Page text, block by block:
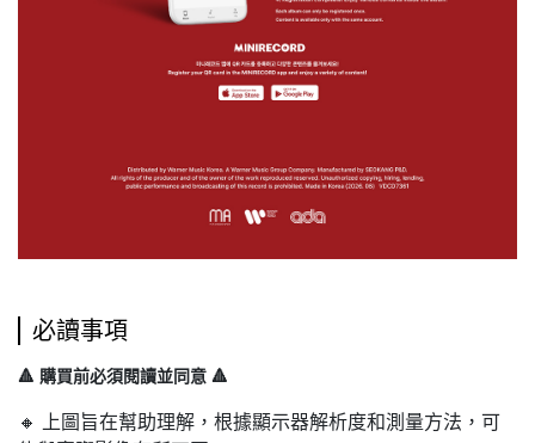
必讀事項
🔺 購買前必須閱讀並同意 🔺
🔸 上圖旨在幫助理解，根據顯示器解析度和測量方法，可